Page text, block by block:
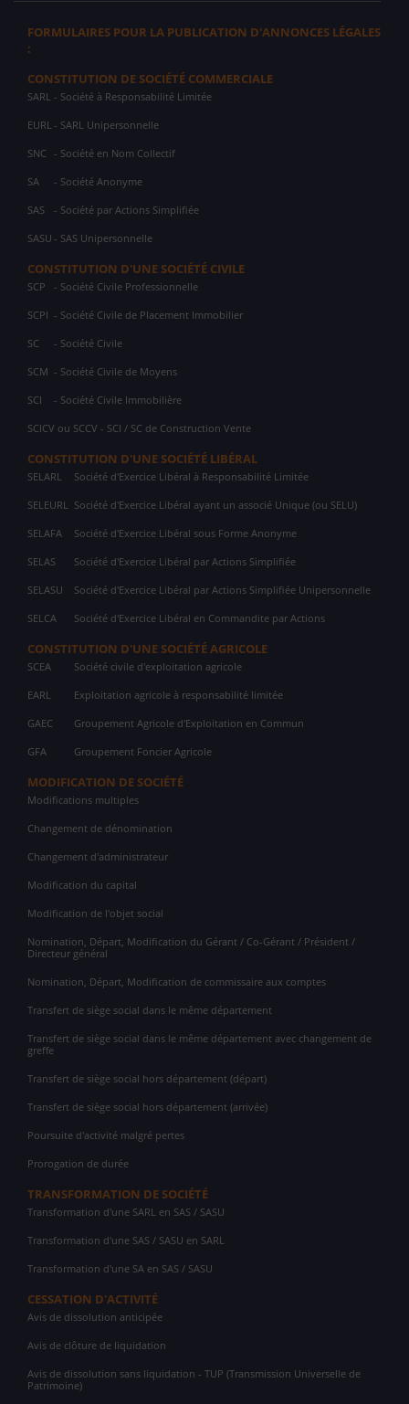
FORMULAIRES POUR LA PUBLICATION D'ANNONCES LÉGALES
:
CONSTITUTION DE SOCIÉTÉ COMMERCIALE
SARL - Société à Responsabilité Limitée
EURL - SARL Unipersonnelle
SNC - Société en Nom Collectif
SA - Société Anonyme
SAS - Société par Actions Simplifiée
SASU - SAS Unipersonnelle
CONSTITUTION D'UNE SOCIÉTÉ CIVILE
SCP - Société Civile Professionnelle
SCPI - Société Civile de Placement Immobilier
SC - Société Civile
SCM - Société Civile de Moyens
SCI - Société Civile Immobilière
SCICV ou SCCV - SCI / SC de Construction Vente
CONSTITUTION D'UNE SOCIÉTÉ LIBÉRAL
SELARL Société d'Exercice Libéral à Responsabilité Limitée
SELEURL Société d'Exercice Libéral ayant un associé Unique (ou SELU)
SELAFA Société d'Exercice Libéral sous Forme Anonyme
SELAS Société d'Exercice Libéral par Actions Simplifiée
SELASU Société d'Exercice Libéral par Actions Simplifiée Unipersonnelle
SELCA Société d'Exercice Libéral en Commandite par Actions
CONSTITUTION D'UNE SOCIÉTÉ AGRICOLE
SCEA Société civile d'exploitation agricole
EARL Exploitation agricole à responsabilité limitée
GAEC Groupement Agricole d'Exploitation en Commun
GFA Groupement Foncier Agricole
MODIFICATION DE SOCIÉTÉ
Modifications multiples
Changement de dénomination
Changement d'administrateur
Modification du capital
Modification de l'objet social
Nomination, Départ, Modification du Gérant / Co-Gérant / Président /
Directeur général
Nomination, Départ, Modification de commissaire aux comptes
Transfert de siège social dans le même département
Transfert de siège social dans le même département avec changement de
greffe
Transfert de siège social hors département (départ)
Transfert de siège social hors département (arrivée)
Poursuite d'activité malgré pertes
Prorogation de durée
TRANSFORMATION DE SOCIÉTÉ
Transformation d'une SARL en SAS / SASU
Transformation d'une SAS / SASU en SARL
Transformation d'une SA en SAS / SASU
CESSATION D'ACTIVITÉ
Avis de dissolution anticipée
Avis de clôture de liquidation
Avis de dissolution sans liquidation - TUP (Transmission Universelle de
Patrimoine)